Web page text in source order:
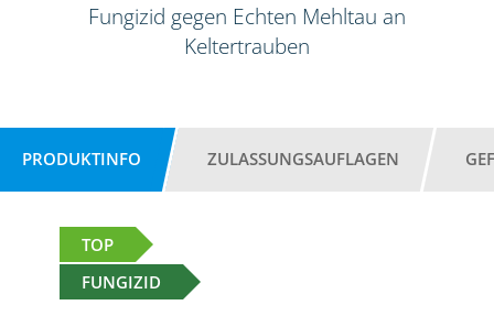
Fungizid gegen Echten Mehltau an
Keltertrauben
PRODUKTINFO ZULASSUNGSAUFLAGEN
TOP
FUNGIZID